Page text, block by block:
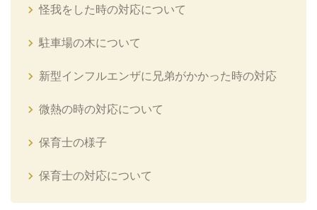
怪我をした時の対応について
駐車場の木について
新型インフルエンザに兄弟がかかった時の対応
微熱の時の対応について
保育士の様子
保育士の対応について